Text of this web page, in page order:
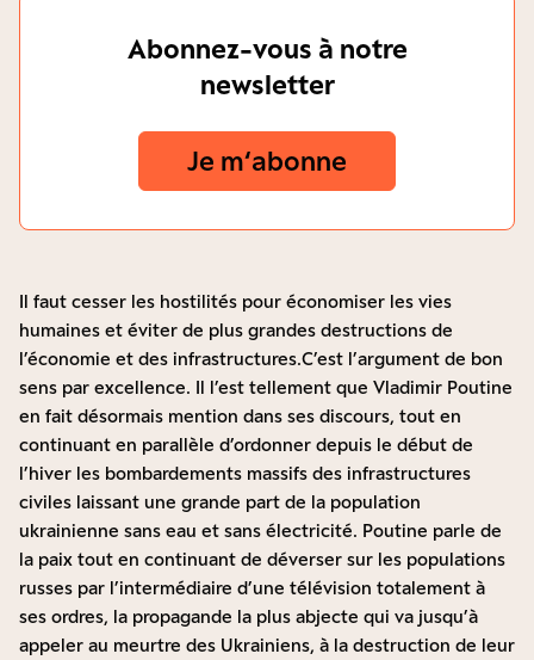
Abonnez-vous à notre
newsletter
Je m‘abonne
Il faut cesser les hostilités pour économiser les vies
humaines et éviter de plus grandes destructions de
l’économie et des infrastructures.C’est l’argument de bon
sens par excellence. Il l’est tellement que Vladimir Poutine
en fait désormais mention dans ses discours, tout en
continuant en parallèle d’ordonner depuis le début de
l’hiver les bombardements massifs des infrastructures
civiles laissant une grande part de la population
ukrainienne sans eau et sans électricité. Poutine parle de
la paix tout en continuant de déverser sur les populations
russes par l’intermédiaire d’une télévision totalement à
ses ordres, la propagande la plus abjecte qui va jusqu’à
appeler au meurtre des Ukrainiens, à la destruction de leur